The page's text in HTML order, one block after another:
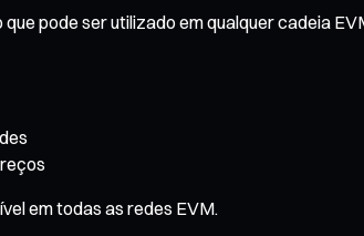
pode ser utilizado em qualquer cadeia
em todas as redes EVM.